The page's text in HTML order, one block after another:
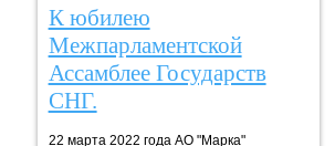
К юбилею
Межпарламентской
Ассамблее Государств
СНГ.
22 марта 2022 года АО "Марка"